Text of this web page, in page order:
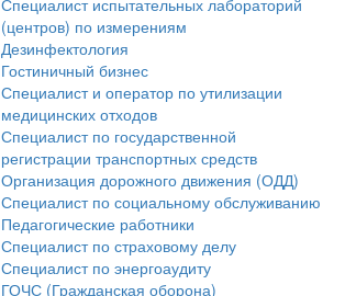
(центров) по измерениям
Дезинфектология
Гостиничный бизнес
Специалист и оператор по утилизации
медицинских отходов
Специалист по государственной
регистрации транспортных средств
Организация дорожного движения (ОДД)
Специалист по социальному обслуживанию
Педагогические работники
Специалист по страховому делу
Специалист по энергоаудиту
ГОЧС (Гражданская оборона)